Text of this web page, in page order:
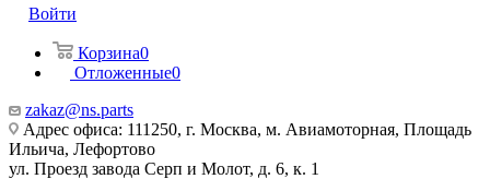
Войти
Корзина0
Отложенные0
zakaz@ns.parts
Адрес офиса: 111250, г. Москва, м. Авиамоторная, Площадь
Ильича, Лефортово
ул. Проезд завода Серп и Молот, д. 6, к. 1